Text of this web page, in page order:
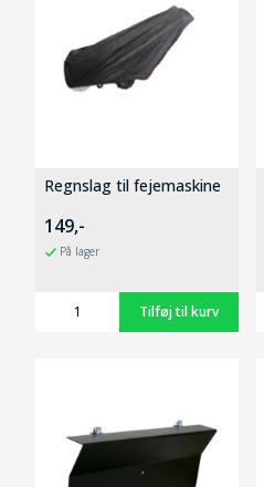
Regnslag til fejemaskine
149,-
På lager